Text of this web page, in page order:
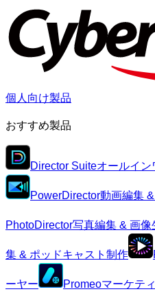
個人向け製品
おすすめ製品
Director Suiteオールイン
PowerDirector動画編集
PhotoDirector写真編集 & 画像
集 & ポッドキャスト制作
ーヤー Promeoマーケテ